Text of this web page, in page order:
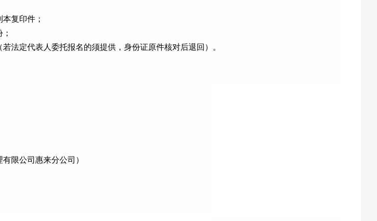
复印件；
法定代表人委托报名的须提供，身份证原件核对后退回）。
限公司惠来分公司）